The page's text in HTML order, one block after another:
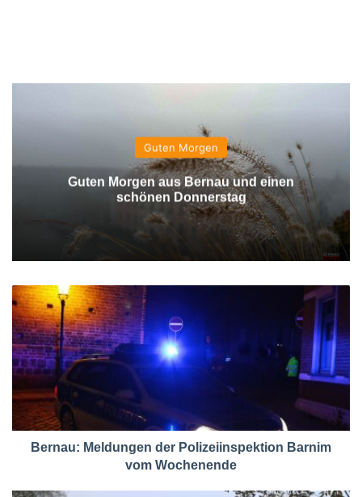
Guten Morgen
Guten Morgen aus Bernau und einen
schönen Donnerstag
Bernau: Meldungen der Polizeiinspektion Barnim
vom Wochenende